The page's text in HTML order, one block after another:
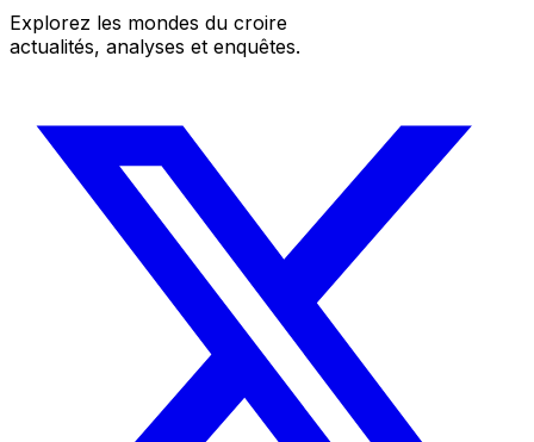
Explorez les mondes du croire
actualités, analyses et enquêtes.